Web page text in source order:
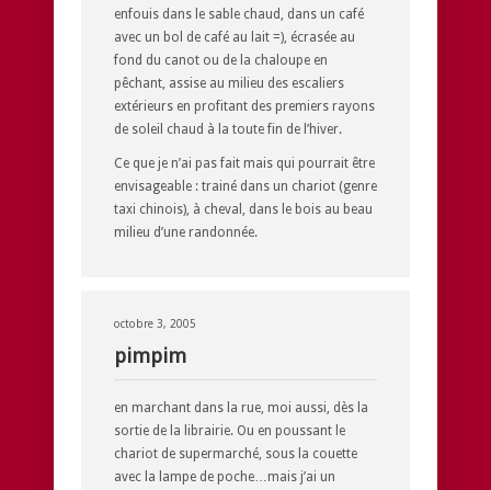
enfouis dans le sable chaud, dans un café
avec un bol de café au lait =), écrasée au
fond du canot ou de la chaloupe en
pêchant, assise au milieu des escaliers
extérieurs en profitant des premiers rayons
de soleil chaud à la toute fin de l’hiver.
Ce que je n’ai pas fait mais qui pourrait être
envisageable : trainé dans un chariot (genre
taxi chinois), à cheval, dans le bois au beau
milieu d’une randonnée.
octobre 3, 2005
pimpim
en marchant dans la rue, moi aussi, dès la
sortie de la librairie. Ou en poussant le
chariot de supermarché, sous la couette
avec la lampe de poche…mais j’ai un